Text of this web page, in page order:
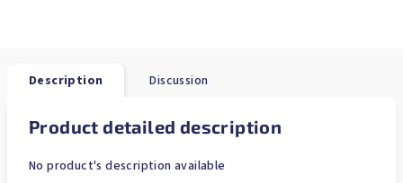
Description Discussion
Product detailed description
No product's description available